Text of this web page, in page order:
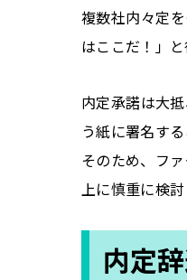
複数社内々定
はここだ！」
内定承諾は大
う紙に署名す
そのため、フ
上に慎重に検
内定